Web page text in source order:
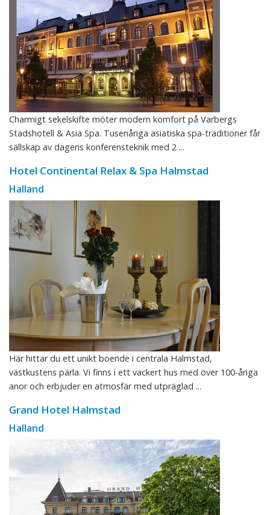
Charmigt sekelskifte möter modern komfort på Varbergs
Stadshotell & Asia Spa. Tusenåriga asiatiska spa-traditioner får
sällskap av dagens konferensteknik med 2 ...
Hotel Continental Relax & Spa Halmstad
Halland
Här hittar du ett unikt boende i centrala Halmstad,
västkustens pärla. Vi finns i ett vackert hus med över 100-åriga
anor och erbjuder en atmosfär med utpräglad ...
Grand Hotel Halmstad
Halland